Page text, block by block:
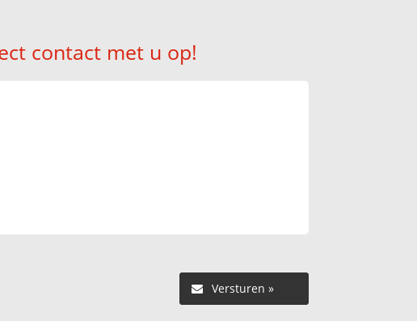
contact met u op!
Versturen »